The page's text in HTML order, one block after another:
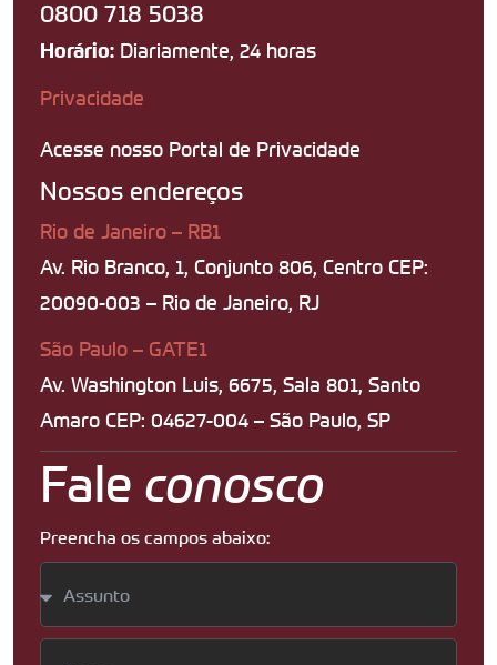
0800 718 5038
Horário: Diariamente, 24 horas
Privacidade
Acesse nosso Portal de Privacidade
Nossos endereços
Rio de Janeiro – RB1
Av. Rio Branco, 1, Conjunto 806, Centro CEP:
20090-003 – Rio de Janeiro, RJ
São Paulo – GATE1
Av. Washington Luis, 6675, Sala 801, Santo
Amaro CEP: 04627-004 – São Paulo, SP
Fale conosco
Preencha os campos abaixo: